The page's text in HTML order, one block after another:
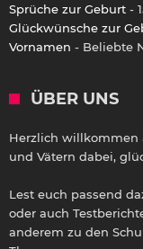
Sprüche zur Geburt -
Glückwünsche zur
Vornamen - Beliebte
ÜBER UNS
Herzlich willkommen
und Vätern dabei,
Lest euch passend
oder auch
anderem zu den